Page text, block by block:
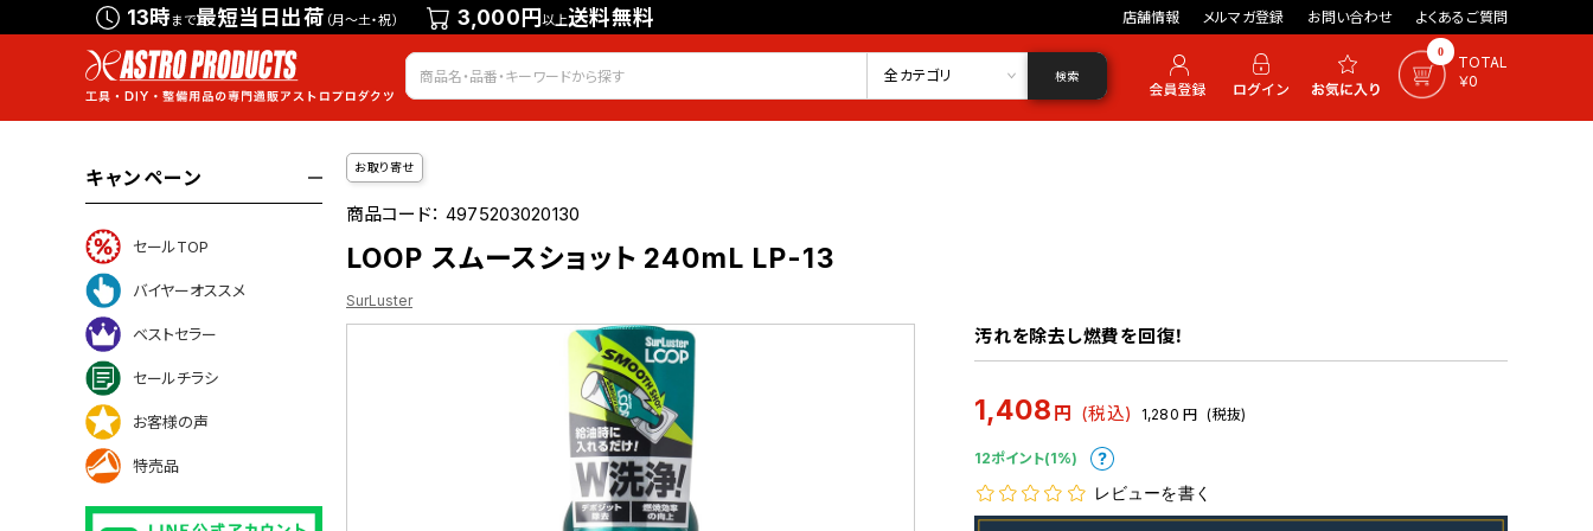
13時まで最短当日出荷 （月～土・祝） 3,000円以上送料無料 店舗情報 メルマガ登録 お問い合わせ よくあるご質問
会員登録 ログイン お気に入り 0
TOTAL
￥0
全カテゴリ 検索
キャンペーン
セールTOP
バイヤーオススメ
ベストセラー
セールチラシ
お客様の声
特売品
お取り寄せ
商品コード：4975203020130
LOOP スムースショット 240mL LP-13
SurLuster
汚れを除去し燃費を回復！
1,408 円 (税込) 1,280 円 (税抜)
12ポイント(1%)
レビューを書く